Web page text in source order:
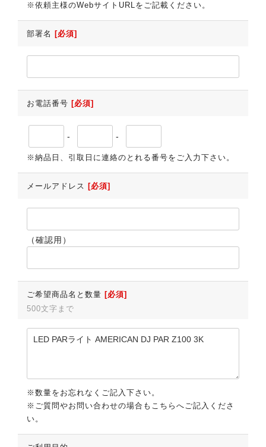
※依頼主様のWebサイトURLをご記載ください。
部署名 [必須]
お電話番号 [必須]
- -
※納品日、引取日に連絡のとれる番号をご入力下さい。
メールアドレス [必須]
（確認用）
ご希望商品名と数量 [必須]
500文字まで
※数量をお忘れなくご記入下さい。
※ご質問やお問い合わせの場合もこちらへご記入くださ
い。